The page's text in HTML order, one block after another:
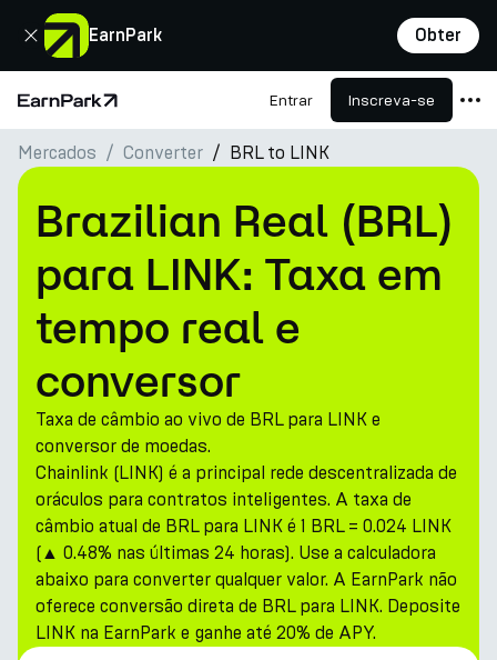
EarnPark Obter
Fechar
Página Inicial Entrar Inscreva-se
Produtos
Mercados
Calculadoras
PARK Token
Recursos
Empresa
Mercados Converter BRL to LINK
Brazilian Real (BRL)
para LINK: Taxa em
tempo real e
conversor
Taxa de câmbio ao vivo de BRL para LINK e
conversor de moedas.
Chainlink (LINK) é a principal rede descentralizada de
oráculos para contratos inteligentes. A taxa de
câmbio atual de BRL para LINK é 1 BRL = 0.024 LINK
(▲ 0.48% nas últimas 24 horas). Use a calculadora
abaixo para converter qualquer valor. A EarnPark não
oferece conversão direta de BRL para LINK. Deposite
LINK na EarnPark e ganhe até 20% de APY.